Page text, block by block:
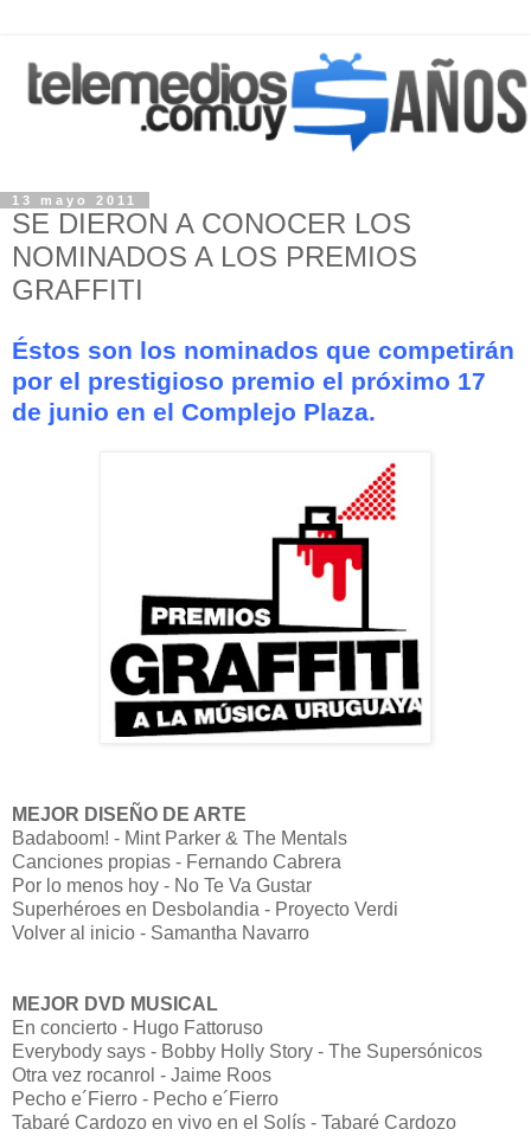
13 mayo 2011
SE DIERON A CONOCER LOS
NOMINADOS A LOS PREMIOS
GRAFFITI
Éstos son los nominados que competirán
por el prestigioso premio el próximo 17
de junio en el Complejo Plaza.
MEJOR DISEÑO DE ARTE
Badaboom! - Mint Parker & The Mentals
Canciones propias - Fernando Cabrera
Por lo menos hoy - No Te Va Gustar
Superhéroes en Desbolandia - Proyecto Verdi
Volver al inicio - Samantha Navarro
MEJOR DVD MUSICAL
En concierto - Hugo Fattoruso
Everybody says - Bobby Holly Story - The Supersónicos
Otra vez rocanrol - Jaime Roos
Pecho e´Fierro - Pecho e´Fierro
Tabaré Cardozo en vivo en el Solís - Tabaré Cardozo